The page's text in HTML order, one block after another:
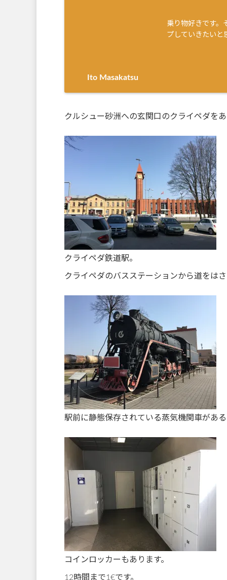
Ito Masakatsu
乗り物好きです。
プしていきたいと
クルシュー砂洲への玄関口のクライペダを
クライペダ鉄道駅。
クライペダのバスステーションから道をは
駅前に静態保存されている蒸気機関車があ
コインロッカーもあります。
12時間まで1€です。